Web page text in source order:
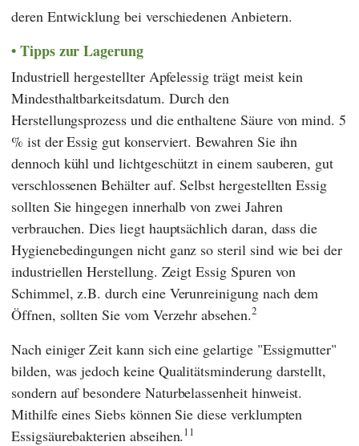
deren Entwicklung bei verschiedenen Anbietern.
Tipps zur Lagerung
Industriell hergestellter Apfelessig trägt meist kein
Mindesthaltbarkeitsdatum. Durch den
Herstellungsprozess und die enthaltene Säure von mind. 5
% ist der Essig gut konserviert. Bewahren Sie ihn
dennoch kühl und lichtgeschützt in einem sauberen, gut
verschlossenen Behälter auf. Selbst hergestellten Essig
sollten Sie hingegen innerhalb von zwei Jahren
verbrauchen. Dies liegt hauptsächlich daran, dass die
Hygienebedingungen nicht ganz so steril sind wie bei der
industriellen Herstellung. Zeigt Essig Spuren von
Schimmel, z.B. durch eine Verunreinigung nach dem
Öffnen, sollten Sie vom Verzehr absehen.2
Nach einiger Zeit kann sich eine gelartige "Essigmutter"
bilden, was jedoch keine Qualitätsminderung darstellt,
sondern auf besondere Naturbelassenheit hinweist.
Mithilfe eines Siebs können Sie diese verklumpten
Essigsäurebakterien abseihen.11